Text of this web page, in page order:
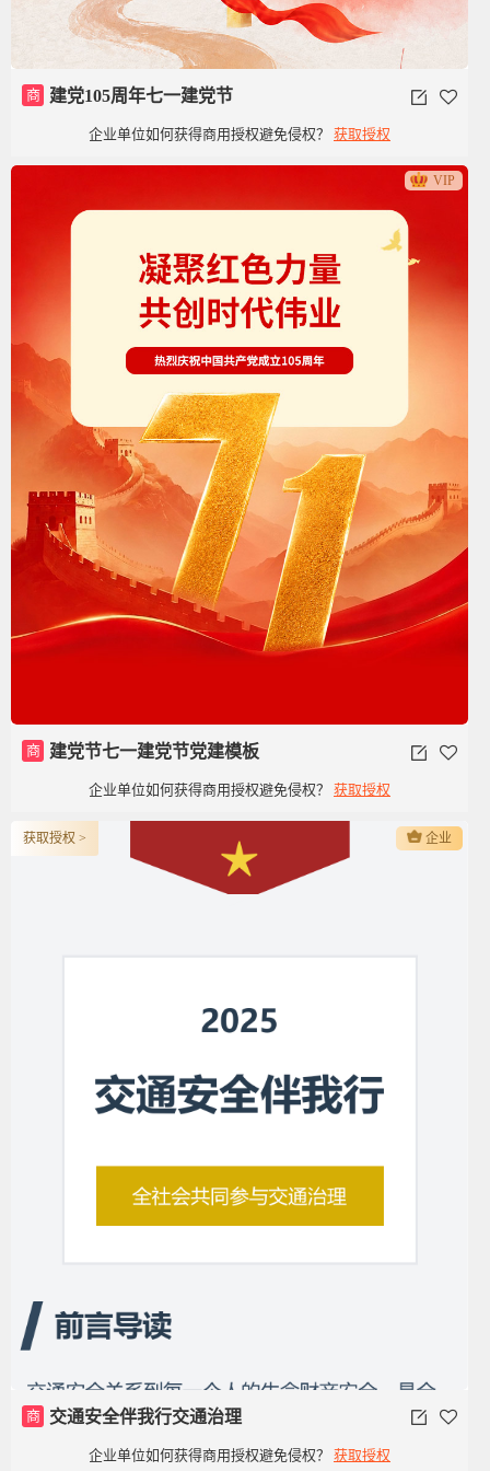
商 建党105周年七一建党节
企业单位如何获得商用授权避免侵权？ 获取授权
VIP
商 建党节七一建党节党建模板
企业单位如何获得商用授权避免侵权？ 获取授权
获取授权 > 企业
商 交通安全伴我行交通治理
企业单位如何获得商用授权避免侵权？ 获取授权